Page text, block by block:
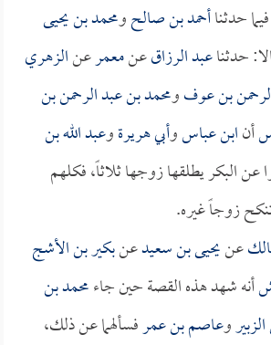
فيما حدثناأحمد بن صالحومحمد بن يحيى
حدثناعبد الرزاقعنمعمرعنالزهري
بن عوفومحمد بن عبد الرحمن بن
أنابن عباسوأبي هريرةوعبد الله بن
عن البكر يطلقها زوجها ثلاثاً، فكلهم
زوجاً غيره.
عنيحيى بن سعيدعنبكير بن الأشج
أنه شهد هذه القصة حين جاءمحمد بن
وعاصم بن عمرفسألهما عن ذلك،